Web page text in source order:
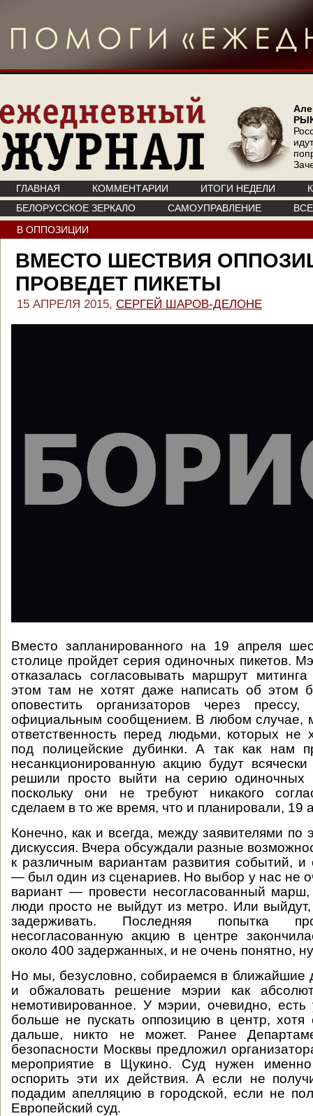
ГЛАВНАЯ КОММЕНТАРИИ ИТОГИ НЕДЕЛИ
БЕЛОРУССКОЕ ЗЕРКАЛО
САМОУПРАВЛЕНИЕ
В ОППОЗИЦИИ
ВМЕСТО ШЕСТВИЯ
ПРОВЕДЕТ ПИКЕТЫ
15 АПРЕЛЯ 2015, СЕРГЕЙ ШАРОВ-ДЕЛОНЕ
Вместо запланированного на 19 апреля
столице пройдет серия одиночных пикетов.
отказалась согласовывать маршрут
этом там не хотят даже написать об этом
оповестить организаторов через прессу,
официальным сообщением. В любом случае,
ответственность перед людьми, которых не
под полицейские дубинки. А так как нам
несанкционированную акцию будут
решили просто выйти на серию одиночных
поскольку они не требуют никакого
сделаем в то же время, что и планировали, 19
Конечно, как и всегда, между заявителями по
дискуссия. Вчера обсуждали разные
к различным вариантам развития событий, и
— был один из сценариев. Но выбор у нас не
вариант — провести несогласованный
люди просто не выйдут из метро. Или
задерживать. Последняя попытка
несогласованную акцию в центре
около 400 задержанных, и не очень понятно,
Но мы, безусловно, собираемся в ближайшие
и обжаловать решение мэрии как
немотивированное. У мэрии, очевидно, есть
больше не пускать оппозицию в центр, хотя
дальше, никто не может. Ранее
безопасности Москвы предложил
мероприятие в Щукино. Суд нужен
оспорить эти их действия. А если не
подадим апелляцию в городской, если не
Европейский суд.